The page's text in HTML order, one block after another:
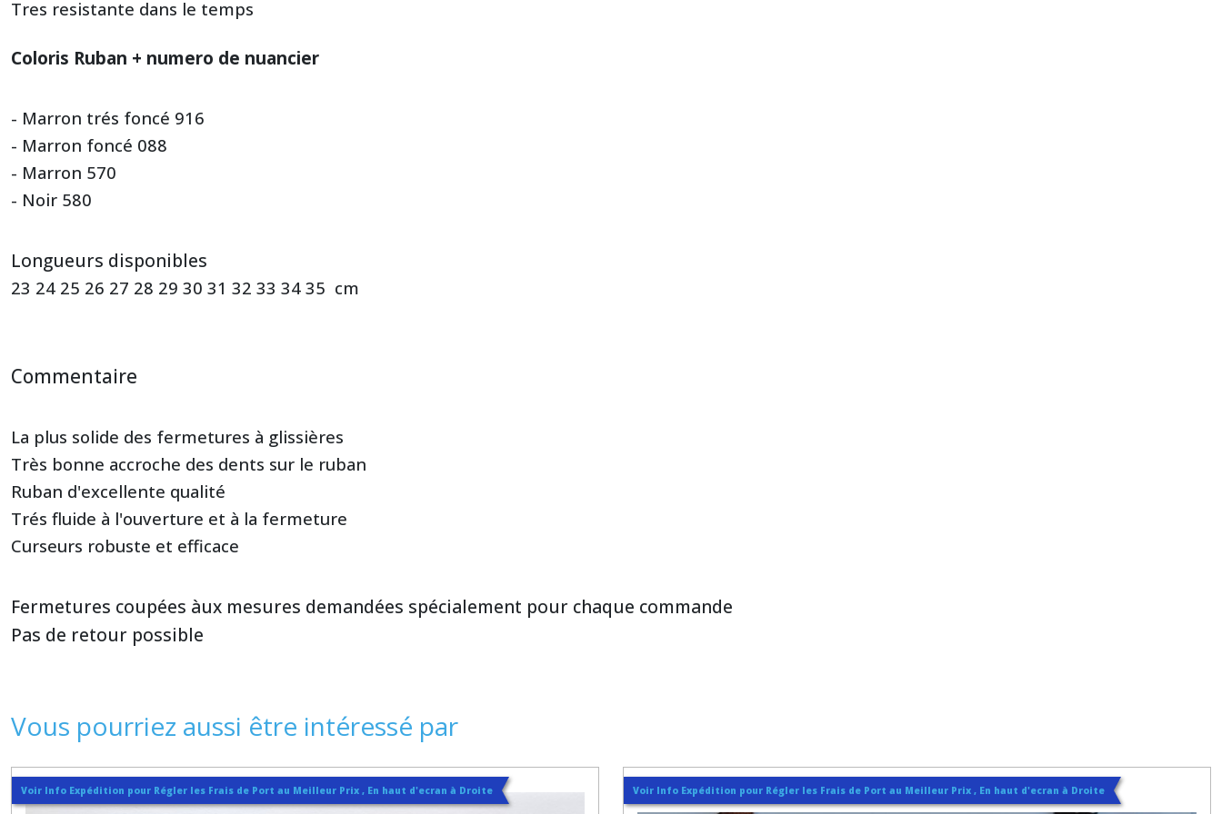
Tres resistante dans le temps
Coloris Ruban + numero de nuancier
- Marron trés foncé 916
- Marron foncé 088
- Marron 570
- Noir 580
Longueurs disponibles
23 24 25 26 27 28 29 30 31 32 33 34 35 cm
Commentaire
La plus solide des fermetures à glissières
Très bonne accroche des dents sur le ruban
Ruban d'excellente qualité
Trés fluide à l'ouverture et à la fermeture
Curseurs robuste et efficace
Fermetures coupées àux mesures demandées spécialement pour chaque commande
Pas de retour possible
Vous pourriez aussi être intéressé par
Voir Info Expédition pour Régler les Frais de Port au Meilleur Prix , En haut d'ecran à Droite Voir Info Expédition pour Régler les Frais de Port au Meilleur Prix , En haut d'ecran à Droite